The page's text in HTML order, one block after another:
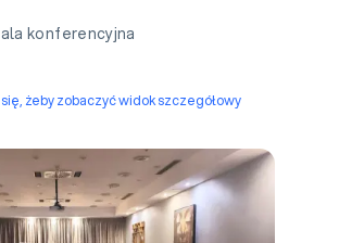
konferencyjna
żeby zobaczyć widok szczegółowy